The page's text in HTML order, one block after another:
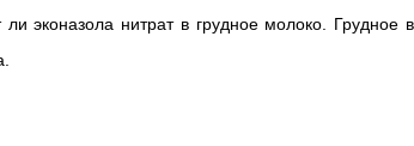
ли эконазола нитрат в грудное молоко. Грудное